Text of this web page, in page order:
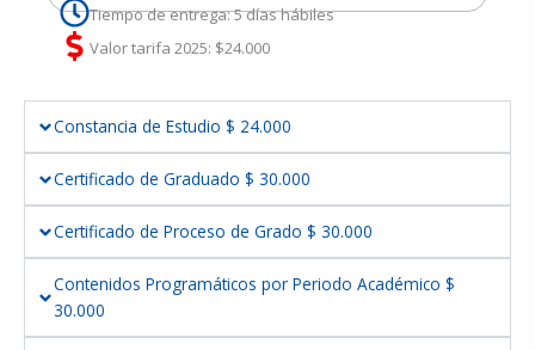
Tiempo de entrega: 5 días hábiles
Valor tarifa 2025: $24.000
Constancia de Estudio $ 24.000
Certificado de Graduado $ 30.000
Certificado de Proceso de Grado $ 30.000
Contenidos Programáticos por Periodo Académico $
30.000